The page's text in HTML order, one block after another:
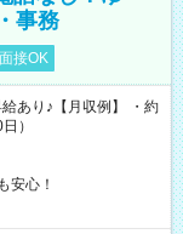
事務
接OK
あり♪【月収例】 ・約
）
心！